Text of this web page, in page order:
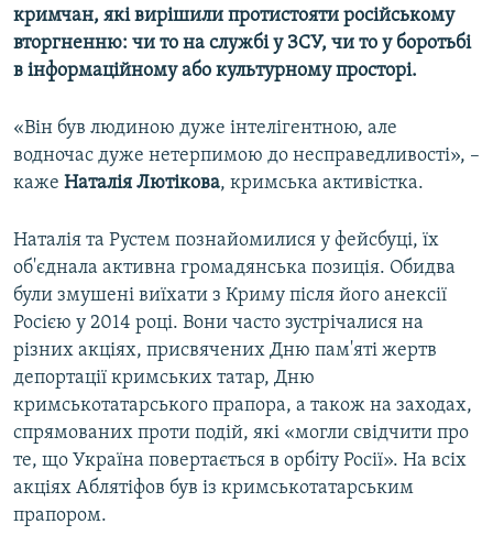
кримчан, які вирішили протистояти російському
вторгненню: чи то на службі у ЗСУ, чи то у боротьбі
в інформаційному або культурному просторі.
«Він був людиною дуже інтелігентною, але
водночас дуже нетерпимою до несправедливості», –
каже Наталія Лютікова, кримська активістка.
Наталія та Рустем познайомилися у фейсбуці, їх
об'єднала активна громадянська позиція. Обидва
були змушені виїхати з Криму після його анексії
Росією у 2014 році. Вони часто зустрічалися на
різних акціях, присвячених Дню пам'яті жертв
депортації кримських татар, Дню
кримськотатарського прапора, а також на заходах,
спрямованих проти подій, які «могли свідчити про
те, що Україна повертається в орбіту Росії». На всіх
акціях Аблятіфов був із кримськотатарським
прапором.